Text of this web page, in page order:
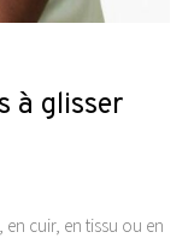
à glisser
cuir, en tissu ou en